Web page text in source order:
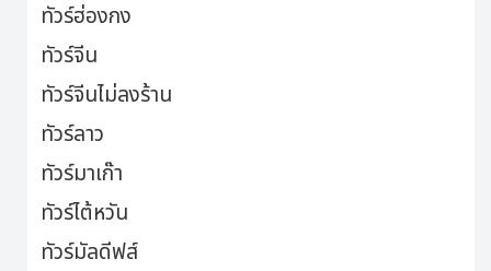
ทัวร์ฮ่องกง
ทัวร์จีน
ทัวร์จีนไม่ลงร้าน
ทัวร์ลาว
ทัวร์มาเก๊า
ทัวร์ไต้หวัน
ทัวร์มัลดีฟส์